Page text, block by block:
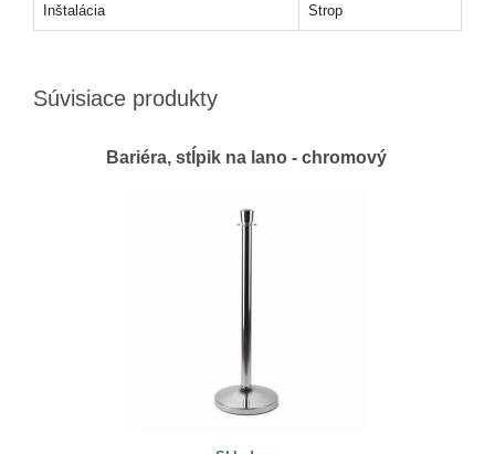
Inštalácia Strop
Súvisiace produkty
Bariéra, stĺpik na lano - chromový